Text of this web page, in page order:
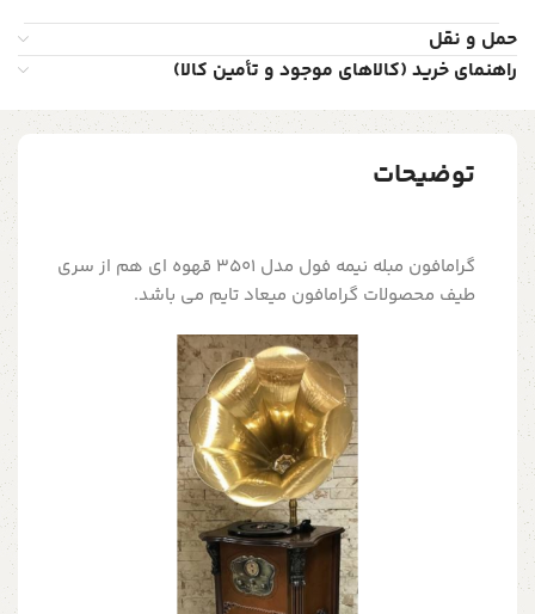
حمل و نقل
راهنمای خرید (کالاهای موجود و تأمین کالا)
توضیحات
گرامافون مبله نیمه فول مدل 3501 قهوه ای هم از سری
طیف محصولات گرامافون میعاد تایم می باشد.